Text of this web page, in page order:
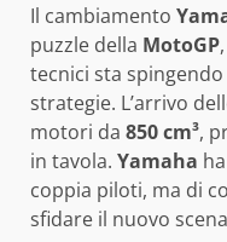
Il cambiamento
puzzle della MotoGP
tecnici sta
strategie. L’arrivo
motori da 850 cm³,
in tavola. Yamaha
coppia piloti, ma di
sfidare il nuovo